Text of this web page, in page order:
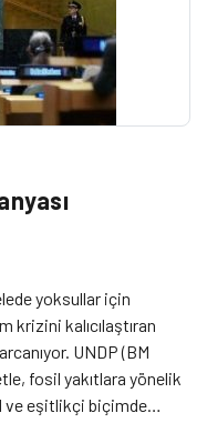
yoksullar için
krizini kalıcılaştıran
UNDP (BM
fosil yakıtlara yönelik
ve eşitlikçi biçimde